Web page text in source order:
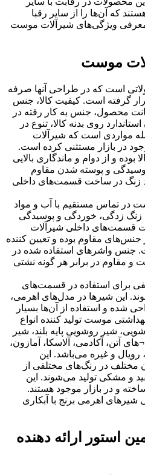
که آن‌ها را از سایر رقبا
معرفی ویژگی‌های شیرآلات موست
موست
است که در طراحی آنها صرفه
گرفته است. کیفیت کالا، جنس
محصول، جنس به کار رفته در
روی بدنه کالا، تنوع در
مواردی است که شیرآلات
در بازار مستثنی کرده است.
بوده و از دوام و ماندگاری بالایی
پوسیدگی و پوسته شدن مقاوم
زنگ در ساخت قسمت‌های داخلی
در تماس مستقیم با آب و مواد
زنگ زدگی، خوردگی و پوسیدگی
قسمت‌های داخلی شیرآلات
مقاوم بوده و تعیین کننده
جنس واشرهای استفاده شده در
و مقاوم در برابر هر گونه نشتی
برای استفاده در قسمت‌های
این شیرها در مدل‌های اهرمی،
شده و استفاده از آن‌ها بسیار
موست تولید کننده انواع
شیر روشویی پایه بلند، شیر
آتن، آکادمی، آلاسکا، آمازون،
رویال و غیره می‌باشد. این
مختلف در رنگ‌های مختلفی از
و مشکی تولید می‌شوند. این
و در بازار موجود هستند.
اهرمی برنج با آبکاری
استور ارائه دهنده